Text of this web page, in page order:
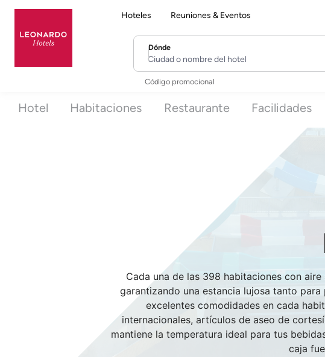
Hoteles Reuniones & Eventos
Dónde
Ciudad o nombre del hotel
Código promocional
Hotel Habitaciones Restaurante Facilidades
Cada una de las 398 habitaciones con
garantizando una estancia lujosa tanto
excelentes comodidades en cada
internacionales, artículos de aseo de
mantiene la temperatura ideal para tus
caja